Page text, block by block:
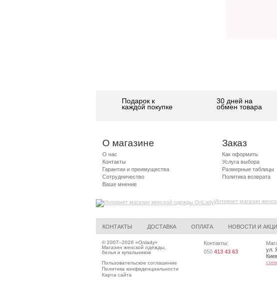
Подарок к
каждой покупке
30 дней на
обмен товара
О магазине
О нас
Контакты
Гарантии и преимущества
Сотрудничество
Ваше мнение
Заказ
Как оформить
Услуга выбора
Размерные таблицы
Политика возврата
Интернет магазин
КОНТАКТЫ ДОСТАВКА ОПЛАТА НОВОСТИ И
© 2007–2026 «Onlady»
Магазин женской одежды,
белья и купальников
Пользовательское соглашение
Политика конфиденциальности
Карта сайта
Контакты:
050 413 43 63
ул.